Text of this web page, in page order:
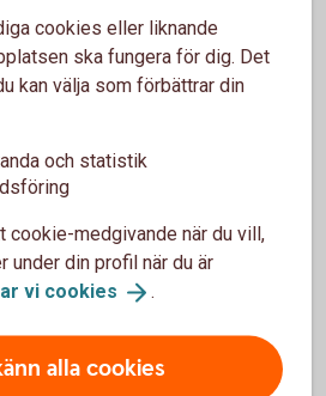
normalt lägre risk än
eftersom avkastningen är
under hela löptiden.
lite du har över varje månad
bättre än inget. Börja
cookies eller liknande
ska fungera för dig. Det
kan välja som förbättrar din
och statistik
cookie-medgivande när du vill,
under din profil när du är
vi cookies .
alla cookies